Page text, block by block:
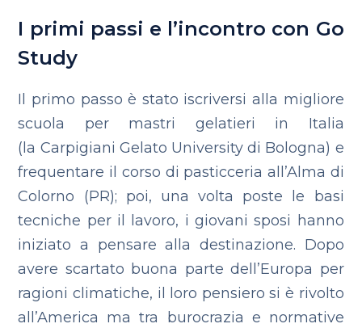
I primi passi e l’incontro con Go
Study
Il primo passo è stato iscriversi alla migliore
scuola per mastri gelatieri in Italia
(la Carpigiani Gelato University di Bologna) e
frequentare il corso di pasticceria all’Alma di
Colorno (PR); poi, una volta poste le basi
tecniche per il lavoro, i giovani sposi hanno
iniziato a pensare alla destinazione. Dopo
avere scartato buona parte dell’Europa per
ragioni climatiche, il loro pensiero si è rivolto
all’America ma tra burocrazia e normative